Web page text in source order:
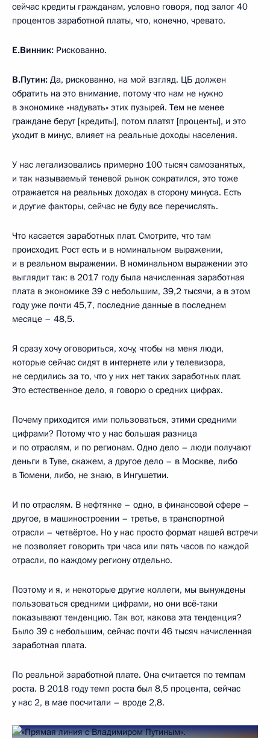
сейчас кредиты гражданам, условно говоря, под залог 40
процентов заработной платы, что, конечно, чревато.
Е.Винник: Рискованно.
В.Путин: Да, рискованно, на мой взгляд. ЦБ должен
обратить на это внимание, потому что нам не нужно
в экономике «надувать» этих пузырей. Тем не менее
граждане берут [кредиты], потом платят [проценты], и это
уходит в минус, влияет на реальные доходы населения.
У нас легализовались примерно 100 тысяч самозанятых,
и так называемый теневой рынок сократился, это тоже
отражается на реальных доходах в сторону минуса. Есть
и другие факторы, сейчас не буду все перечислять.
Что касается заработных плат. Смотрите, что там
происходит. Рост есть и в номинальном выражении,
и в реальном выражении. В номинальном выражении это
выглядит так: в 2017 году была начисленная заработная
плата в экономике 39 с небольшим, 39,2 тысячи, а в этом
году уже почти 45,7, последние данные в последнем
месяце – 48,5.
Я сразу хочу оговориться, хочу, чтобы на меня люди,
которые сейчас сидят в интернете или у телевизора,
не сердились за то, что у них нет таких заработных плат.
Это естественное дело, я говорю о средних цифрах.
Почему приходится ими пользоваться, этими средними
цифрами? Потому что у нас большая разница
и по отраслям, и по регионам. Одно дело – люди получают
деньги в Туве, скажем, а другое дело – в Москве, либо
в Тюмени, либо, не знаю, в Ингушетии.
И по отраслям. В нефтянке – одно, в финансовой сфере –
другое, в машиностроении – третье, в транспортной
отрасли – четвёртое. Но у нас просто формат нашей встречи
не позволяет говорить три часа или пять часов по каждой
отрасли, по каждому региону отдельно.
Поэтому и я, и некоторые другие коллеги, мы вынуждены
пользоваться средними цифрами, но они всё-таки
показывают тенденцию. Так вот, какова эта тенденция?
Было 39 с небольшим, сейчас почти 46 тысяч начисленная
заработная плата.
По реальной заработной плате. Она считается по темпам
роста. В 2018 году темп роста был 8,5 процента, сейчас
у нас 2, в мае посчитали – вроде 2,8.